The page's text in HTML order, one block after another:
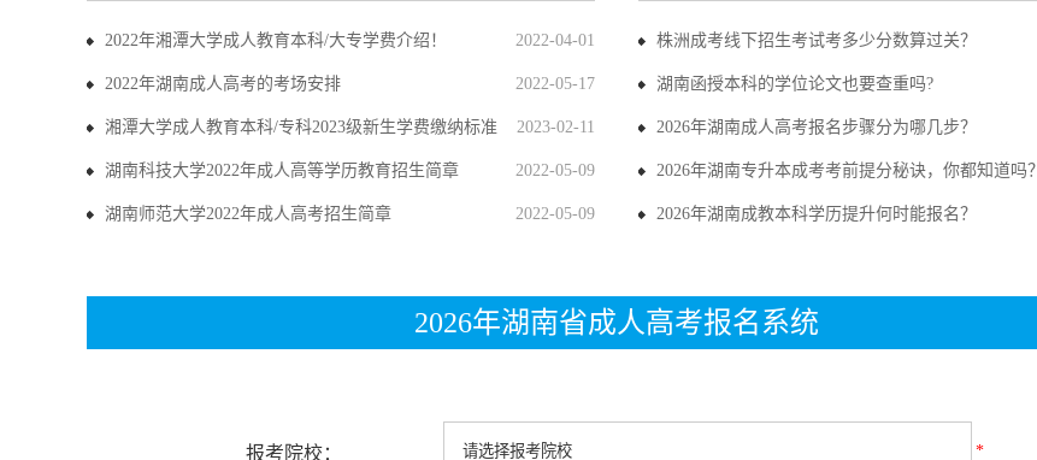
2022-04-01
2022年湘潭大学成人教育本科/大专学费介绍！
2022-05-17
2022年湖南成人高考的考场安排
2023-02-11
湘潭大学成人教育本科/专科2023级新生学费缴纳标准
2022-05-09
湖南科技大学2022年成人高等学历教育招生简章
2022-05-09
湖南师范大学2022年成人高考招生简章
株洲成考线下招生考试考多少分数算过关？
湖南函授本科的学位论文也要查重吗?
2026年湖南成人高考报名步骤分为哪几步？
2026年湖南专升本成考考前提分秘诀，你都知道吗？
2026年湖南成教本科学历提升何时能报名？
2026年湖南省成人高考报名系统
报考院校： *